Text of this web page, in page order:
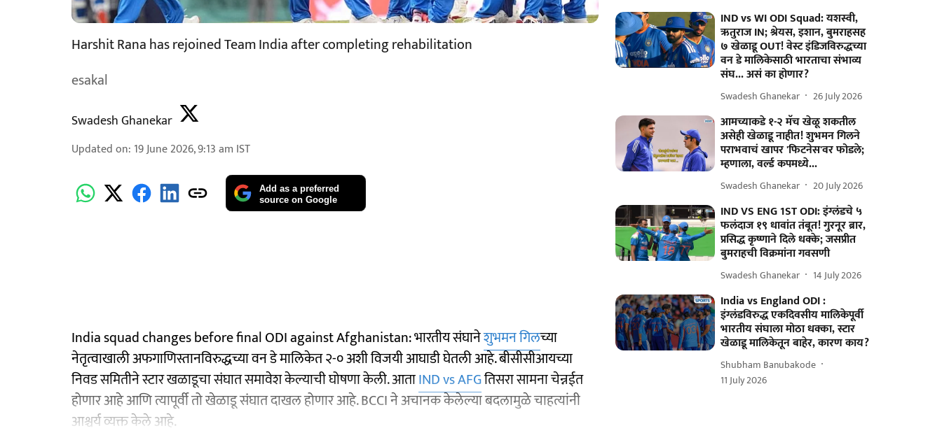
Harshit Rana has rejoined Team India after completing rehabilitation
esakal
Swadesh Ghanekar
Updated on: 19 June 2026, 9:13 am IST
Add as a preferred
source on Google
India squad changes before final ODI against Afghanistan: भारतीय संघानेशुभमन गिलच्या
नेतृत्वाखाली अफगाणिस्तानविरुद्धच्या वन डे मालिकेत २-० अशी विजयी आघाडी घेतली आहे. बीसीसीआयच्या
निवड समितीने स्टार खळाडूचा संघात समावेश केल्याची घोषणा केली. आताIND vs AFGतिसरा सामना चेन्नईत
होणार आहे आणि त्यापूर्वी तो खेळाडू संघात दाखल होणार आहे. BCCI ने अचानक केलेल्या बदलामुळे चाहत्यांनी
आश्चर्य व्यक्त केले आहे.
IND vs WI ODI Squad: यशस्वी,
ऋतुराज IN; श्रेयस, इशान, बुमराहसह
७ खेळाडू OUT! वेस्ट इंडिजविरुद्धच्या
वन डे मालिकेसाठी भारताचा संभाव्य
संघ... असं का होणार?
Swadesh Ghanekar 26 July 2026
आमच्याकडे १-२ मॅच खेळू शकतील
असेही खेळाडू नाहीत! शुभमन गिलने
पराभवाचं खापर 'फिटनेस'वर फोडले;
म्हणाला, वर्ल्ड कपमध्ये...
Swadesh Ghanekar 20 July 2026
IND VS ENG 1ST ODI: इंग्लंडचे ५
फलंदाज १९ धावांत तंबूत! गुरनूर ब्रार,
प्रसिद्ध कृष्णाने दिले धक्के; जसप्रीत
बुमराहची विक्रमांना गवसणी
Swadesh Ghanekar 14 July 2026
India vs England ODI :
इंग्लंडविरुद्ध एकदिवसीय मालिकेपूर्वी
भारतीय संघाला मोठा धक्का, स्टार
खेळाडू मालिकेतून बाहेर, कारण काय?
Shubham Banubakode
11 July 2026